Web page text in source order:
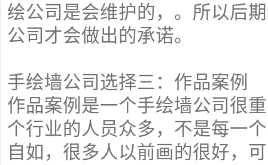
绘公司是会维护的，。所以后
公司才会做出的承诺。
手绘墙公司选择三：作品案例
作品案例是一个手绘墙公司很
个行业的人员众多，不是每一
自如，很多人以前画的很好，